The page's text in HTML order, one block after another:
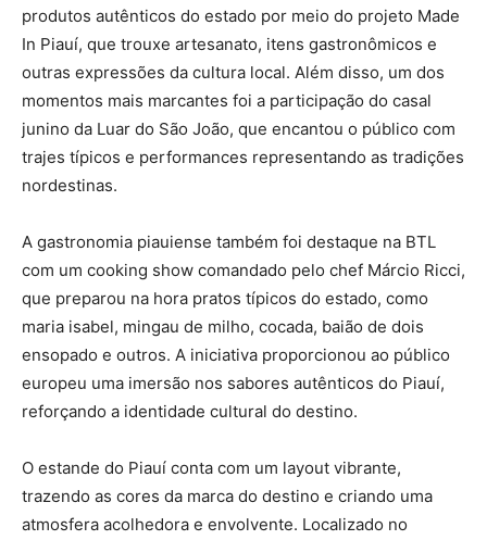
produtos autênticos do estado por meio do projeto Made
In Piauí, que trouxe artesanato, itens gastronômicos e
outras expressões da cultura local. Além disso, um dos
momentos mais marcantes foi a participação do casal
junino da Luar do São João, que encantou o público com
trajes típicos e performances representando as tradições
nordestinas.
A gastronomia piauiense também foi destaque na BTL
com um cooking show comandado pelo chef Márcio Ricci,
que preparou na hora pratos típicos do estado, como
maria isabel, mingau de milho, cocada, baião de dois
ensopado e outros. A iniciativa proporcionou ao público
europeu uma imersão nos sabores autênticos do Piauí,
reforçando a identidade cultural do destino.
O estande do Piauí conta com um layout vibrante,
trazendo as cores da marca do destino e criando uma
atmosfera acolhedora e envolvente. Localizado no